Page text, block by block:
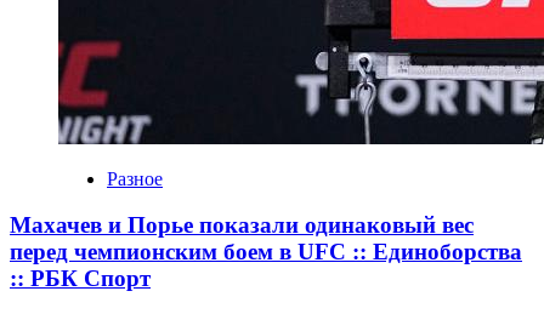
Разное
Махачев и Порье показали одинаковый вес
перед чемпионским боем в UFC :: Единоборства
:: РБК Спорт